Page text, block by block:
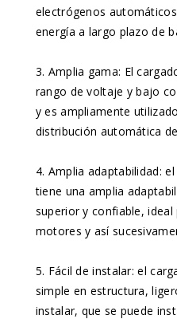
electrógenos
energía a largo plazo de
3. Amplia gama: El
rango de voltaje y bajo
y es ampliamente
distribución automática
4. Amplia adaptabilidad:
tiene una amplia
superior y confiable, ideal
motores y así
5. Fácil de instalar: el
simple en estructura,
instalar, que se puede